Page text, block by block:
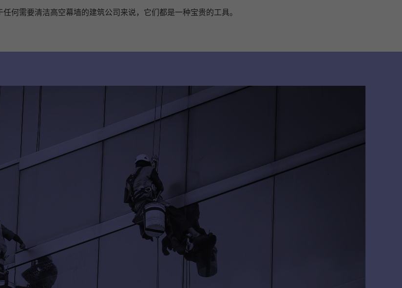
何需要清洁高空幕墙的建筑公司来说，它们都是一种宝贵的工具。